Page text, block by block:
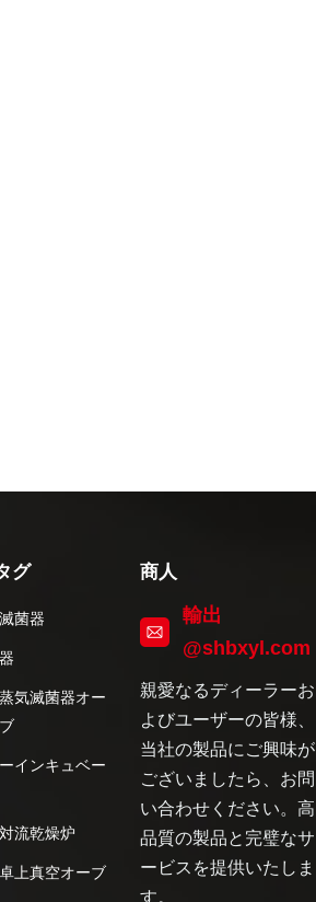
グ
菌器
気滅菌器オー
インキュベー
流乾燥炉
上真空オーブ
商人
輸出
@shbxyl.com
親愛なるディーラーお
よびユーザーの皆様、
当社の製品にご興味が
ございましたら、お問
い合わせください。高
品質の製品と完璧なサ
ービスを提供いたしま
す。